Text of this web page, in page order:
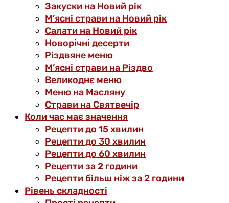
Закуски на Новий рік
М’ясні страви на Новий рік
Салати на Новий рік
Новорічні десерти
Різдвяне меню
М’ясні страви на Різдво
Великоднє меню
Меню на Масляну
Страви на Святвечір
Коли час має значення
Рецепти до 15 хвилин
Рецепти до 30 хвилин
Рецепти до 60 хвилин
Рецепти за 2 години
Рецепти більш ніж за 2 години
Рівень складності